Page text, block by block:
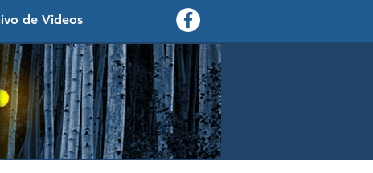
de Videos
contexto - politica exterior